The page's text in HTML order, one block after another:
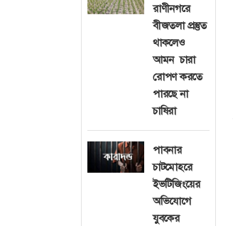
রাণীনগরে
বীজতলা প্রস্তুত
থাকলেও
আমন চারা
রোপণ করতে
পারছে না
চাষিরা
পাবনার
চাটমোহরে
ইভটিজিংয়ের
অভিযোগে
যুবকের